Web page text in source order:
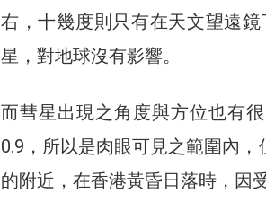
右，十幾度則只有在天文望遠
星，對地球沒有影響。
而彗星出現之角度與方位也有
0.9，所以是肉眼可見之範圍內
的附近，在香港黃昏日落時，因